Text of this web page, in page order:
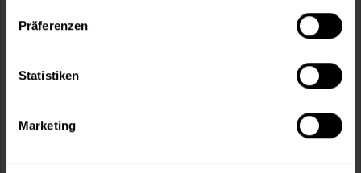
Präferenzen
Statistiken
Marketing
Versand innerhalb von 48h*